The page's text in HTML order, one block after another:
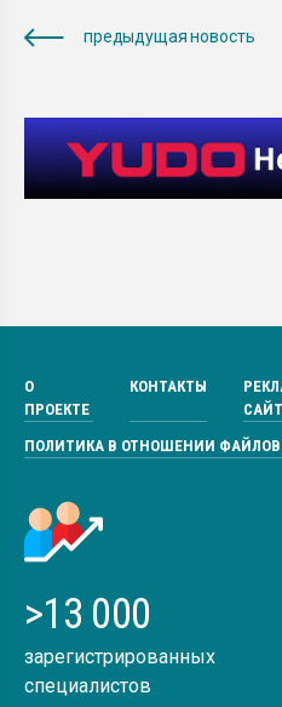
предыдущая новость
О
ПРОЕКТЕ
КОНТАКТЫ
ПОЛИТИКА В ОТНОШЕНИИ ФАЙЛОВ
>13 000
зарегистрированных
специалистов